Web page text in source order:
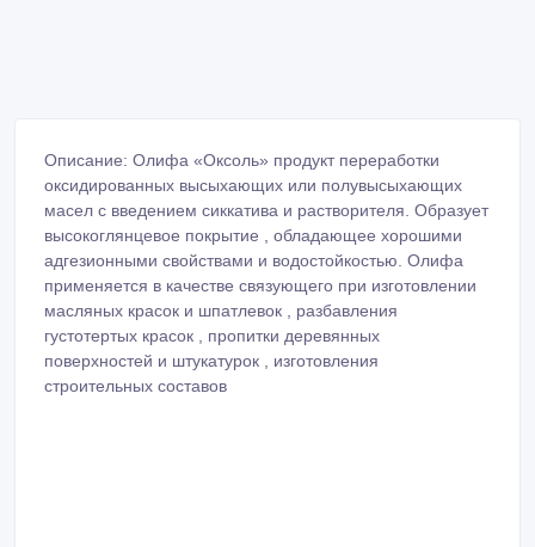
Описание: Олифа «Оксоль» продукт переработки
оксидированных высыхающих или полувысыхающих
масел с введением сиккатива и растворителя. Образует
высокоглянцевое покрытие , обладающее хорошими
адгезионными свойствами и водостойкостью. Олифа
применяется в качестве связующего при изготовлении
масляных красок и шпатлевок , разбавления
густотертых красок , пропитки деревянных
поверхностей и штукатурок , изготовления
строительных составов